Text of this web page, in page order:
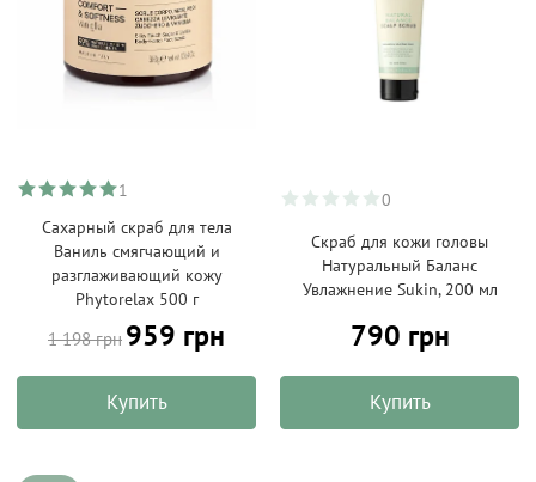
1
Сахарный скраб для тела
Ваниль смягчающий и
разглаживающий кожу
Phytorelax 500 г
1 198 грн 959 грн
Купить
0
Скраб для кожи головы
Натуральный Баланс
Увлажнение Sukin, 200 мл
790 грн
Купить